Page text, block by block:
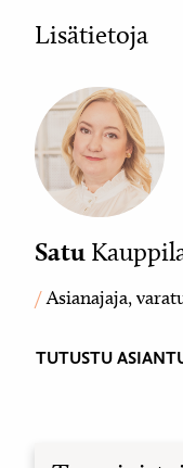
Lisätietoja
Satu
Asianajaja,
TUTUSTU